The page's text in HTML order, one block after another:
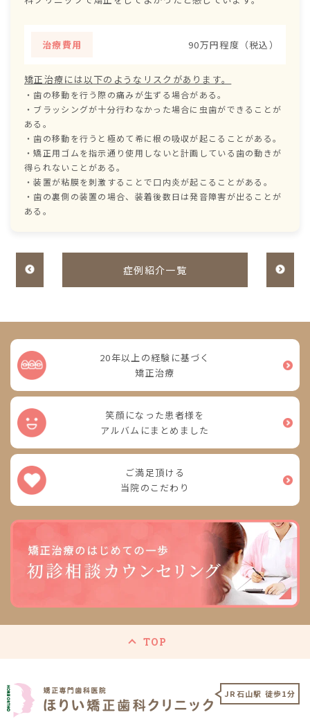
治療費用 90万円程度（税込）
矯正治療には以下のようなリスクがあります。
・歯の移動を行う際の痛みが生ずる場合がある。
・ブラッシングが十分行わなかった場合に虫歯ができることが
ある。
・歯の移動を行うと極めて希に根の吸収が起こることがある。
・矯正用ゴムを指示通り使用しないと計画している歯の動きが
得られないことがある。
・装置が粘膜を刺激することで口内炎が起こることがある。
・歯の裏側の装置の場合、装着後数日は発音障害が出ることが
ある。
症例紹介一覧
20年以上の経験に基づく
矯正治療
笑顔になった患者様を
アルバムにまとめました
ご満足頂ける
当院のこだわり
TOP
JR石山駅 徒歩1分